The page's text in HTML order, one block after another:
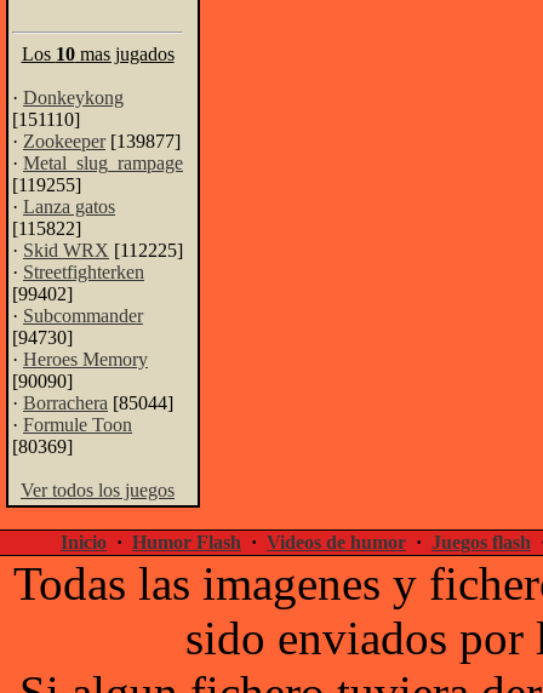
Los 10mas jugados
· Donkeykong
[151110]
· Zookeeper[139877]
· Metal_slug_rampage
[119255]
· Lanza gatos
[115822]
· Skid WRX [112225]
· Streetfighterken
[99402]
· Subcommander
[94730]
· Heroes Memory
[90090]
· Borrachera [85044]
· Formule Toon
[80369]
Ver todos los juegos
Inicio · Humor Flash · Videos de humor · Juegos flash
Todas las imagenes y
sido enviados por